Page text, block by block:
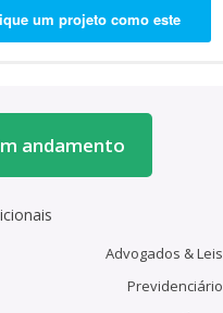
um projeto como este
andamento
Advogados & Leis
Previdenciário